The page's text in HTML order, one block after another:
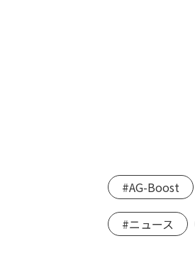
#AG-Boost
#ニュース